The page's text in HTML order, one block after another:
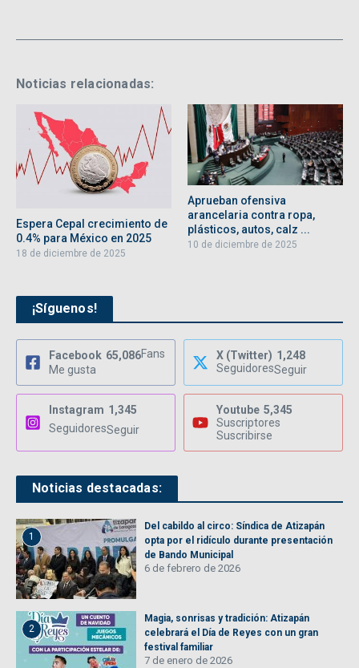
Noticias relacionadas:
Espera Cepal crecimiento de
0.4% para México en 2025
18 de diciembre de 2025
Aprueban ofensiva
arancelaria contra ropa,
plásticos, autos, calz ...
10 de diciembre de 2025
¡Síguenos!
Facebook 65,086Fans
Me gusta
X (Twitter) 1,248
SeguidoresSeguir
Instagram 1,345
SeguidoresSeguir
Youtube 5,345
Suscriptores
Suscribirse
Noticias destacadas:
1
Del cabildo al circo: Síndica de Atizapán
opta por el ridículo durante presentación
de Bando Municipal
6 de febrero de 2026
2
Magia, sonrisas y tradición: Atizapán
celebrará el Día de Reyes con un gran
festival familiar
7 de enero de 2026